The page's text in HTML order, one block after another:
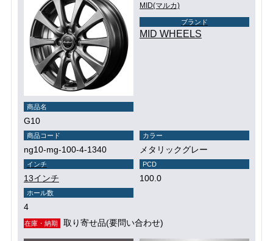
MID(マルカ)
ブランド
MID WHEELS
商品名
G10
商品コード
ng10-mg-100-4-1340
カラー
メタリックグレー
インチ
13インチ
PCD
100.0
ホール数
4
在庫・納期 取り寄せ品(要問い合わせ)